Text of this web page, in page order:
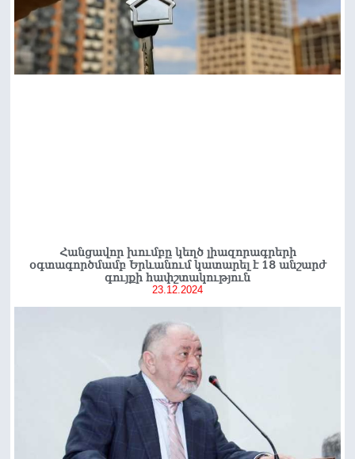
Հանցավոր խումբը կեղծ լիազորագրերի
օգտագործմամբ Երևանում կատարել է 18 անշարժ
գույքի հափշտակություն
23.12.2024